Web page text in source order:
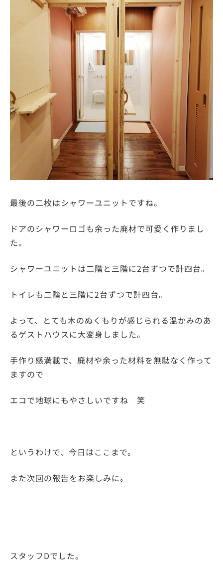
最後の二枚はシャワーユニットですね。
ドアのシャワーロゴも余った廃材で可愛く作りまし
た。
シャワーユニットは二階と三階に2台ずつで計四台。
トイレも二階と三階に2台ずつで計四台。
よって、とても木のぬくもりが感じられる温かみのあ
るゲストハウスに大変身しました。
手作り感満載で、廃材や余った材料を無駄なく作って
ますので
エコで地球にもやさしいですね 笑
というわけで、今日はここまで。
また次回の報告をお楽しみに。
スタッフDでした。